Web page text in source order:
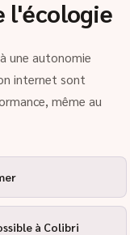
l'écologie
une autonomie
internet sont
même au
à Colibri